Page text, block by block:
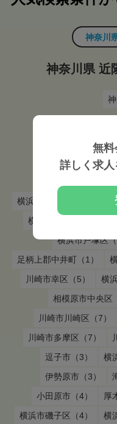
神奈川
神奈川県 近
神奈川県
横浜市青葉区（18）
横浜市港北区（5）
横浜市戸塚区
足柄上郡中井町（1）
川崎市幸区（5）
横
相模原市中央区
川崎市川崎区（7）
川崎市多摩区（7）
逗子市（3）
横
伊勢原市（3）
小田原市（4）
厚
横浜市磯子区（4）
横
無料
詳しく求人